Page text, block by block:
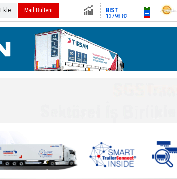
Mail Bülteni
Altın6518.04
Master Red EDITION'ı ÖKN Lojistik